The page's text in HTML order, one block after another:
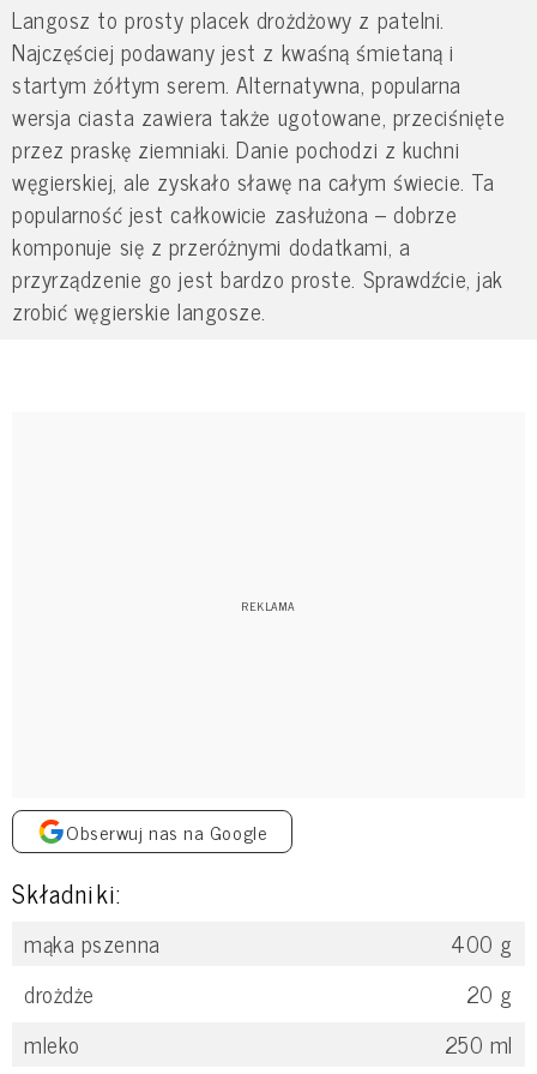
Langosz to prosty placek drożdżowy z patelni.
Najczęściej podawany jest z kwaśną śmietaną i
startym żółtym serem. Alternatywna, popularna
wersja ciasta zawiera także ugotowane, przeciśnięte
przez praskę ziemniaki. Danie pochodzi z kuchni
węgierskiej, ale zyskało sławę na całym świecie. Ta
popularność jest całkowicie zasłużona – dobrze
komponuje się z przeróżnymi dodatkami, a
przyrządzenie go jest bardzo proste. Sprawdźcie, jak
zrobić węgierskie langosze.
Obserwuj nas na Google
Składniki:
mąka pszenna 400 g
drożdże
20 g
mleko
250 ml